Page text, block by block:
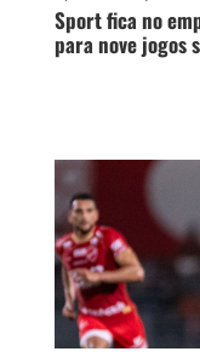
Sport fica no
para nove jogos